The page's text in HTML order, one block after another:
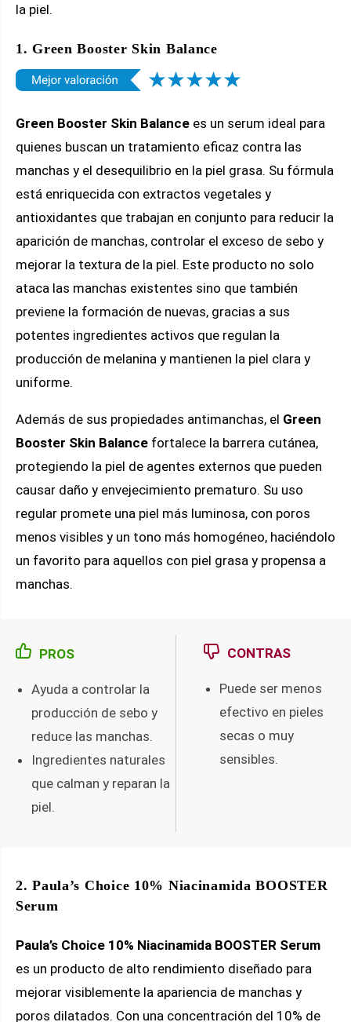
la piel.
1. Green Booster Skin Balance
Green Booster Skin Balance es un serum ideal para
quienes buscan un tratamiento eficaz contra las
manchas y el desequilibrio en la piel grasa. Su fórmula
está enriquecida con extractos vegetales y
antioxidantes que trabajan en conjunto para reducir la
aparición de manchas, controlar el exceso de sebo y
mejorar la textura de la piel. Este producto no solo
ataca las manchas existentes sino que también
previene la formación de nuevas, gracias a sus
potentes ingredientes activos que regulan la
producción de melanina y mantienen la piel clara y
uniforme.
Además de sus propiedades antimanchas, el Green
Booster Skin Balance fortalece la barrera cutánea,
protegiendo la piel de agentes externos que pueden
causar daño y envejecimiento prematuro. Su uso
regular promete una piel más luminosa, con poros
menos visibles y un tono más homogéneo, haciéndolo
un favorito para aquellos con piel grasa y propensa a
manchas.
PROS
Ayuda a controlar la
producción de sebo y
reduce las manchas.
Ingredientes naturales
que calman y reparan la
piel.
CONTRAS
Puede ser menos
efectivo en pieles
secas o muy
sensibles.
2. Paula’s Choice 10% Niacinamida BOOSTER
Serum
Paula’s Choice 10% Niacinamida BOOSTER Serum
es un producto de alto rendimiento diseñado para
mejorar visiblemente la apariencia de manchas y
poros dilatados. Con una concentración del 10% de